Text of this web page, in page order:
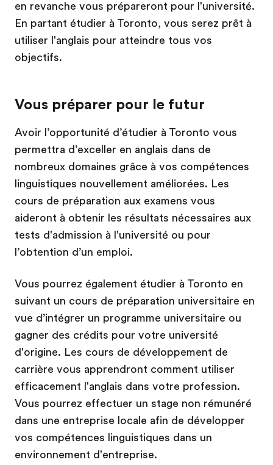
en revanche vous prépareront pour l'université.
En partant étudier à Toronto, vous serez prêt à
utiliser l'anglais pour atteindre tous vos
objectifs.
Vous préparer pour le futur
Avoir l’opportunité d’étudier à Toronto vous
permettra d’exceller en anglais dans de
nombreux domaines grâce à vos compétences
linguistiques nouvellement améliorées. Les
cours de préparation aux examens vous
aideront à obtenir les résultats nécessaires aux
tests d'admission à l'université ou pour
l’obtention d’un emploi.
Vous pourrez également étudier à Toronto en
suivant un cours de préparation universitaire en
vue d’intégrer un programme universitaire ou
gagner des crédits pour votre université
d'origine. Les cours de développement de
carrière vous apprendront comment utiliser
efficacement l'anglais dans votre profession.
Vous pourrez effectuer un stage non rémunéré
dans une entreprise locale afin de développer
vos compétences linguistiques dans un
environnement d'entreprise.